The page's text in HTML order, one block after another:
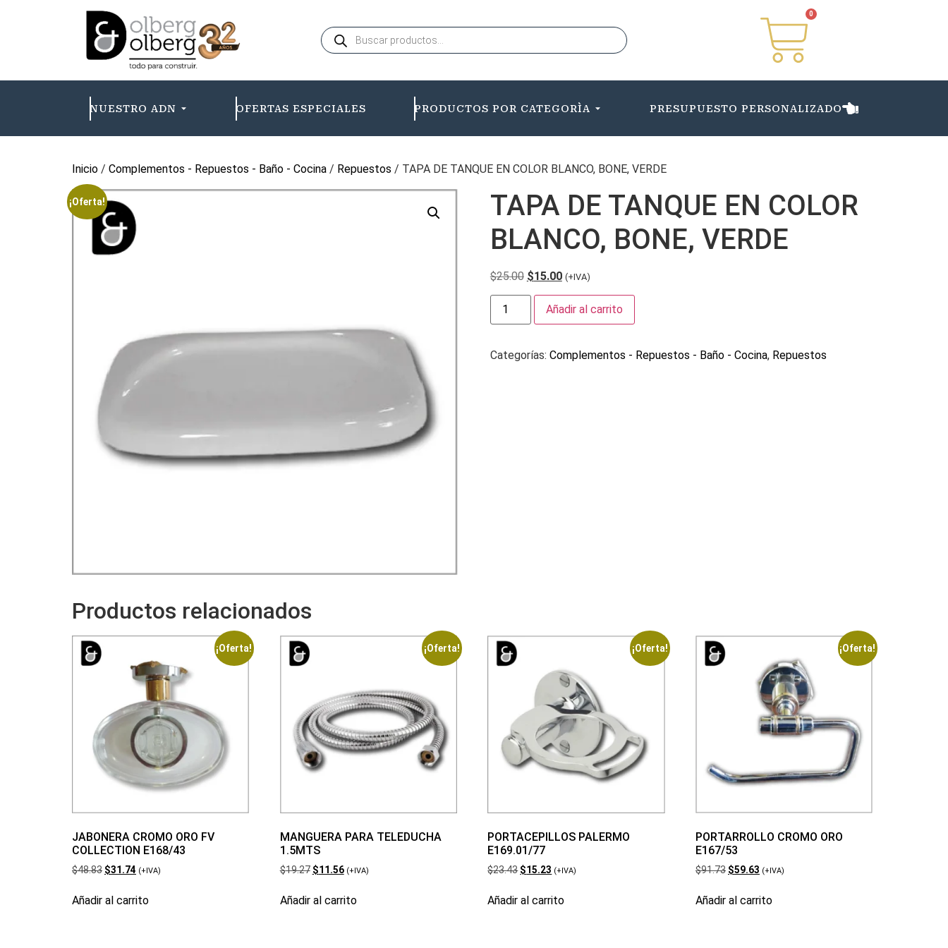
0
NUESTRO ADN OFERTAS ESPECIALES PRODUCTOS POR CATEGORÌA PRESUPUESTO PERSONALIZADO
Inicio / Complementos - Repuestos - Baño - Cocina / Repuestos / TAPA DE TANQUE EN COLOR BLANCO, BONE, VERDE
¡Oferta!
TAPA DE TANQUE EN COLOR
BLANCO, BONE, VERDE
$25.00 $15.00 (+IVA)
Añadir al carrito
Categorías: Complementos - Repuestos - Baño - Cocina, Repuestos
Productos relacionados
¡Oferta!
JABONERA CROMO ORO FV
COLLECTION E168/43
$48.83 $31.74 (+IVA)
Añadir al carrito
¡Oferta!
MANGUERA PARA TELEDUCHA
1.5MTS
$19.27 $11.56 (+IVA)
Añadir al carrito
¡Oferta!
PORTACEPILLOS PALERMO
E169.01/77
$23.43 $15.23 (+IVA)
Añadir al carrito
¡Oferta!
PORTARROLLO CROMO ORO
E167/53
$91.73 $59.63 (+IVA)
Añadir al carrito